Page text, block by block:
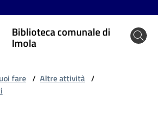
Biblioteca comunale di
Imola
fare / Altre attività /